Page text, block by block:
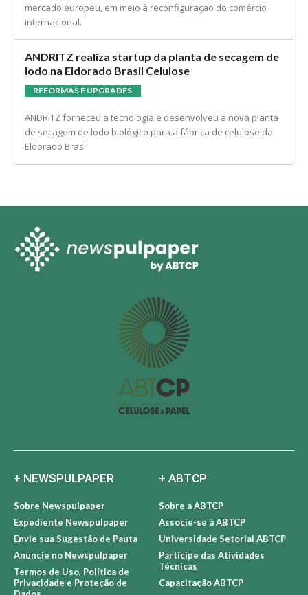
mercado europeu, em meio à reconfiguração do comércio
internacional.
ANDRITZ realiza startup da planta de secagem de
lodo na Eldorado Brasil Celulose
REFORMAS E UPGRADES
ANDRITZ forneceu a tecnologia e desenvolveu a nova planta
de secagem de lodo biológico para a fábrica de celulose da
Eldorado Brasil
+ NEWSPULPAPER
Sobre Newspulpaper
Expediente Newspulpaper
Envie sua Sugestão de Pauta
Anuncie no Newspulpaper
Termos de Uso, Política de
Privacidade e Proteção de
+ ABTCP
Sobre a ABTCP
Associe-se à ABTCP
Universidade Setorial ABTCP
Participe das Atividades
Técnicas
Capacitação ABTCP